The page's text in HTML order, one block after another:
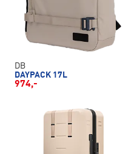
DB
DAYPACK 17L
974,-